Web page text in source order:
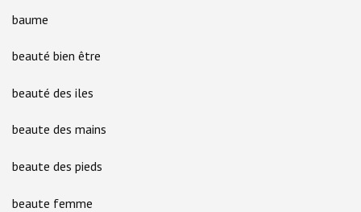
baume
beauté bien être
beauté des iles
beaute des mains
beaute des pieds
beaute femme